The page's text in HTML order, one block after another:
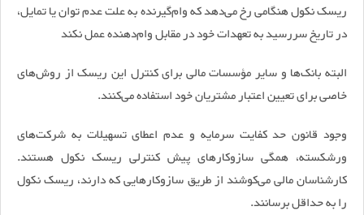
ریسک نکول هنگامی رخ می‌دهد که وام‌گیرنده به علت عدم توان یا تمایل،
در تاریخ سررسید به تعهدات خود در مقابل وام‌دهنده عمل نکند
البته بانک‌ها و سایر مؤسسات مالی برای کنترل این ریسک از روش‌های
خاصی برای تعیین اعتبار مشتریان خود استفاده می‌کنند.
وجود قانون حد کفایت سرمایه و عدم اعطای تسهیلات به شرکت‌های
ورشکسته، همگی سازوکارهای پیش کنترلی ریسک نکول هستند.
کارشناسان مالی می‌کوشند از طریق سازوکارهایی که دارند، ریسک نکول
را به حداقل برسانند.